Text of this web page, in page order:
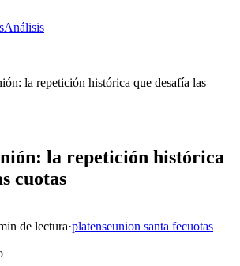
Análisis
la repetición histórica que desafía las
la repetición histórica
cuotas
de lectura·platenseunion santa fecuotas